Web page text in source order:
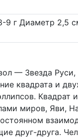
9 г Диаметр 2,5
— Звезда Руси,
квадрата и
Квадрат
миров, Яви,
друг-друга.